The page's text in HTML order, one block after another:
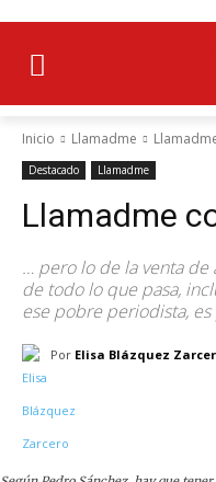
Inicio Llamadme
Destacado Llamadme
Llamadme
… pero lo de la venta de
de todo lo que pasa,
ese pobre periodista, es
Por Elisa Blázquez